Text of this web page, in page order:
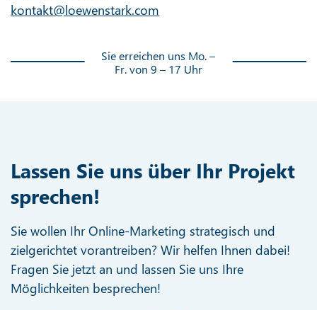
kontakt@loewenstark.com
Sie erreichen uns Mo. –
Fr. von 9 – 17 Uhr
Lassen Sie uns über Ihr Projekt
sprechen!
Sie wollen Ihr Online-Marketing strategisch und
zielgerichtet vorantreiben? Wir helfen Ihnen dabei!
Fragen Sie jetzt an und lassen Sie uns Ihre
Möglichkeiten besprechen!